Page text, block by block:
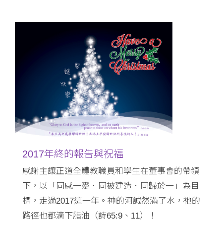
2017年終的報告與祝福
感謝主讓正道全體教職員和學生在董事會的帶領
下，以「同感一靈．同被建造．同歸於一」為目
標，走過2017這一年。神的河誠然滿了水，祂的
路徑也都滴下脂油（詩65:9、11）！